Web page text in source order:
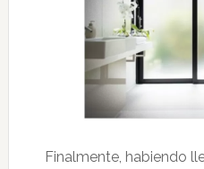
Finalmente, habiendo